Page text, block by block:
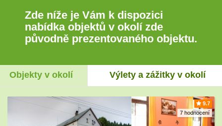
Zde níže je Vám k dispozici
nabídka objektů v okolí zde
původně prezentovaného objektu.
Objekty v okolí Výlety a zážitky v okolí
9.7
7 hodnocení